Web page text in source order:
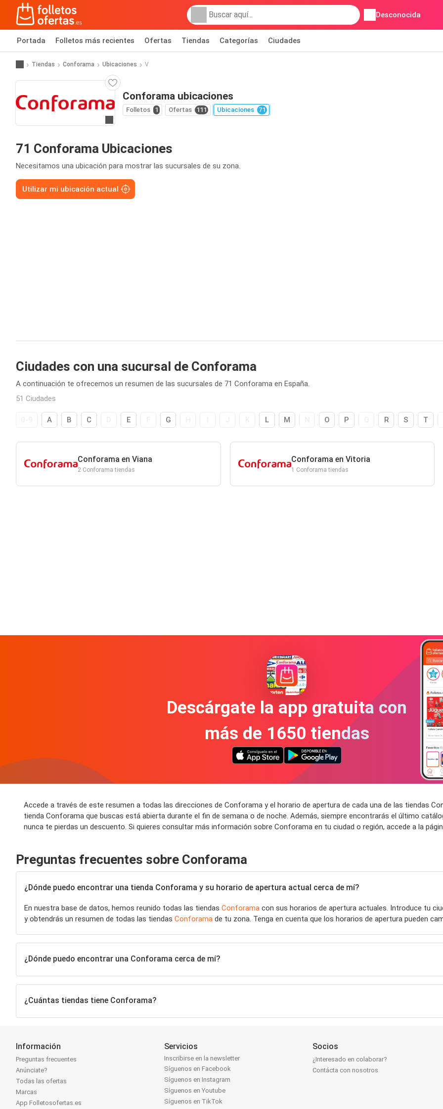
Desconocida
Portada Folletos más recientes Ofertas Tiendas Categorías Ciudades
Tiendas Conforama Ubicaciones V
Conforama ubicaciones
Folletos 1 Ofertas 111 Ubicaciones 71
71 Conforama Ubicaciones
Necesitamos una ubicación para mostrar las sucursales de su zona.
Utilizar mi ubicación actual
Ciudades con una sucursal de Conforama
A continuación te ofrecemos un resumen de las sucursales de 71 Conforama en España.
51 Ciudades
A B C E G L M O P R S T
Conforama en Viana
2 Conforama tiendas
Conforama en Vitoria
1 Conforama tiendas
Descárgate la app gratuita con
más de 1650 tiendas
Accede a través de este resumen a todas las direcciones de Conforama y el horario de apertura de cada una de las tiendas
tienda Conforama que buscas está abierta durante el fin de semana o de noche. Además, siempre encontrarás el último
nunca te pierdas un descuento. Si quieres consultar más información sobre Conforama en tu ciudad o región, accede a la
Preguntas frecuentes sobre Conforama
¿Dónde puedo encontrar una tienda Conforama y su horario de apertura actual cerca de mí?
En nuestra base de datos, hemos reunido todas las tiendas Conforama con sus horarios de apertura actuales. Introduce tu
y obtendrás un resumen de todas las tiendas Conforama de tu zona. Tenga en cuenta que los horarios de apertura pueden
¿Dónde puedo encontrar una Conforama cerca de mí?
¿Cuántas tiendas tiene Conforama?
Información
Preguntas frecuentes
Anúnciate?
Todas las ofertas
Marcas
App Folletosofertas.es
Servicios
Inscribirse en la newsletter
Síguenos en Facebook
Síguenos en Instagram
Síguenos en Youtube
Síguenos en TikTok
Socios
¿Interesado en colaborar?
Contácta con nosotros